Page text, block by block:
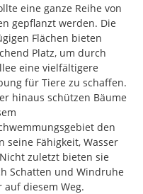
eine ganze Reihe von
gepflanzt werden. Die
Flächen bieten
Platz, um durch
eine vielfältigere
für Tiere zu schaffen.
hinaus schützen Bäume
den
seine Fähigkeit, Wasser
zuletzt bieten sie
Schatten und Windruhe
diesem Weg.